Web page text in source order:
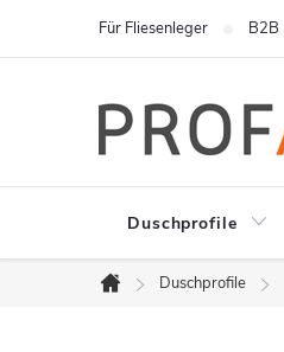
Für Fliesenleger B2B
Duschprofile
Startseite
Duschprofile